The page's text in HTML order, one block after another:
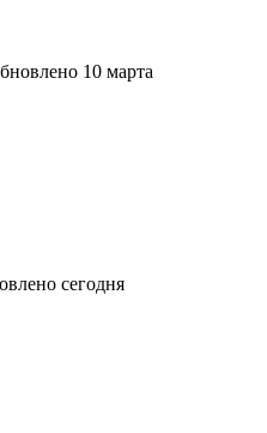
10 марта
сегодня